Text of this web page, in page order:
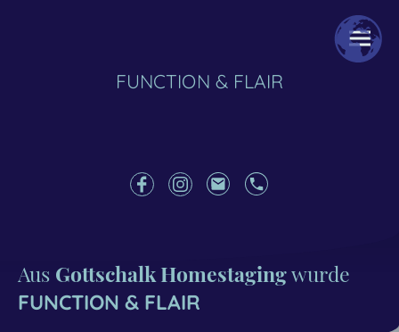
FUNCTION & FLAIR
Aus Gottschalk Homestagingwurde
FUNCTION & FLAIR